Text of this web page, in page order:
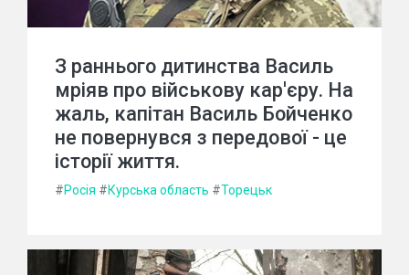
З раннього дитинства Василь
мріяв про військову кар'єру. На
жаль, капітан Василь Бойченко
не повернувся з передової - це
історії життя.
#Росія #Курська область #Торецьк